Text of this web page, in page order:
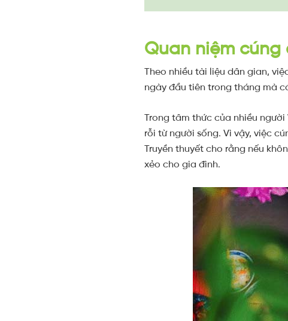
Quan niệm
Theo nhiều tài liệu dân gian,
ngày đầu tiên trong tháng mà
Trong tâm thức của nhiều
rỗi từ người sống. Vì vậy, việc
Truyền thuyết cho rằng nếu
xẻo cho gia đình.